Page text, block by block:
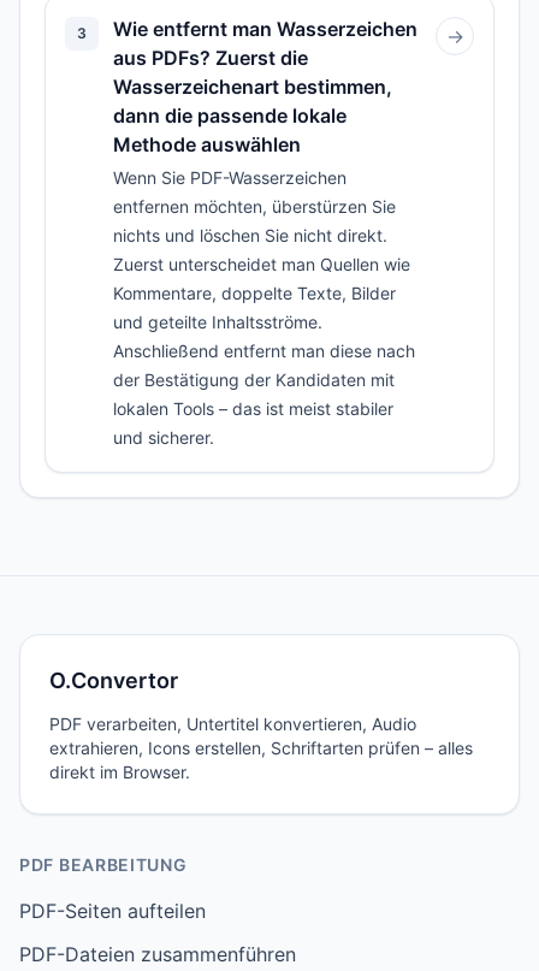
3
Wie entfernt man Wasserzeichen
aus PDFs? Zuerst die
Wasserzeichenart bestimmen,
dann die passende lokale
Methode auswählen
Wenn Sie PDF-Wasserzeichen
entfernen möchten, überstürzen Sie
nichts und löschen Sie nicht direkt.
Zuerst unterscheidet man Quellen wie
Kommentare, doppelte Texte, Bilder
und geteilte Inhaltsströme.
Anschließend entfernt man diese nach
der Bestätigung der Kandidaten mit
lokalen Tools – das ist meist stabiler
und sicherer.
→
O.Convertor
PDF verarbeiten, Untertitel konvertieren, Audio
extrahieren, Icons erstellen, Schriftarten prüfen – alles
direkt im Browser.
PDF BEARBEITUNG
PDF-Seiten aufteilen
PDF-Dateien zusammenführen